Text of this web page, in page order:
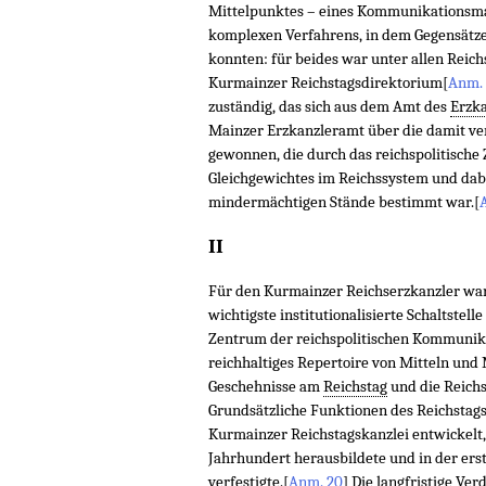
Mittelpunktes – eines
komplexen Verfahrens, in dem
konnten: für beides war unter allen
Kurmainzer Reichstagsdirektorium[Anm.
zuständig, das sich aus dem Amt des
Mainzer Erzkanzleramt über die damit
gewonnen, die durch das
Gleichgewichtes im Reichssystem und
mindermächtigen Stände bestimmt war.[
II
Für den Kurmainzer Reichserzkanzler
wichtigste institutionalisierte Schaltstelle
Zentrum der reichspolitischen
reichhaltiges Repertoire von Mitteln
Geschehnisse amReichstagund die
Grundsätzliche Funktionen des
Kurmainzer Reichstagskanzlei
Jahrhundert herausbildete und in der
verfestigte.[Anm. 20] Die langfristige